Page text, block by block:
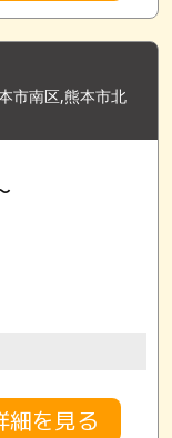
市南区,熊本市北
細を見る